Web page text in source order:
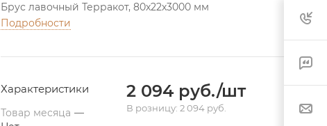
Брус лавочный Терракот, 80х22х3000 мм
Подробности
Характеристики
Товар месяца —
2 094 руб./шт
В розницу: 2 094 руб.